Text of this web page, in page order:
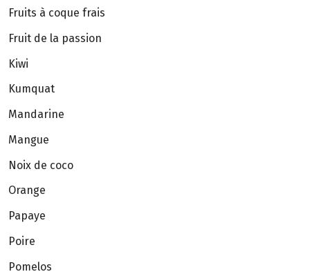
Fruits à coque frais
Fruit de la passion
Kiwi
Kumquat
Mandarine
Mangue
Noix de coco
Orange
Papaye
Poire
Pomelos